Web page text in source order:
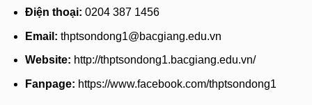
Điện thoại: 0204 387 1456
Email: thptsondong1@bacgiang.edu.vn
Website: http://thptsondong1.bacgiang.edu.vn/
Fanpage: https://www.facebook.com/thptsondong1